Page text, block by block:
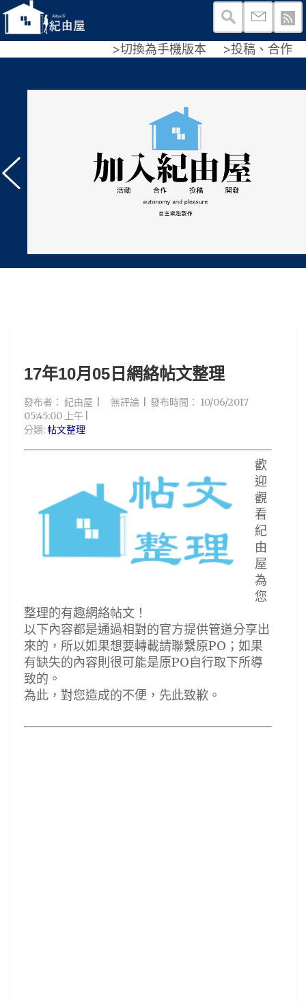
>切換為手機版本 >投稿、合作
我們一直在招
屋付出精力的
只要有熱忱，願意學習
自己是否符合資格並加
也許在決定是否加入之
我們
17年10月05日網絡帖文整理
發布者： 紀由屋 無評論 發布時間： 10/06/2017
05:45:00 上午
分類: 帖文整理
歡
迎
觀
看
紀
由
屋
為
您
整理的有趣網絡帖文！
以下內容都是通過相對的官方提供管道分享出
來的，所以如果想要轉載請聯繫原PO；如果
有缺失的內容則很可能是原PO自行取下所導
致的。
為此，對您造成的不便，先此致歉。